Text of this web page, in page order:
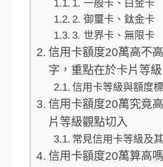
1. 一般卡、白金卡
2. 御璽卡、鈦金卡
3. 世界卡、無限卡
信用卡額度20萬高不
字，重點在於卡片等級
信用卡等級與額度
信用卡額度20萬究竟
片等級觀點切入
常見信用卡等級及
信用卡額度20萬算高